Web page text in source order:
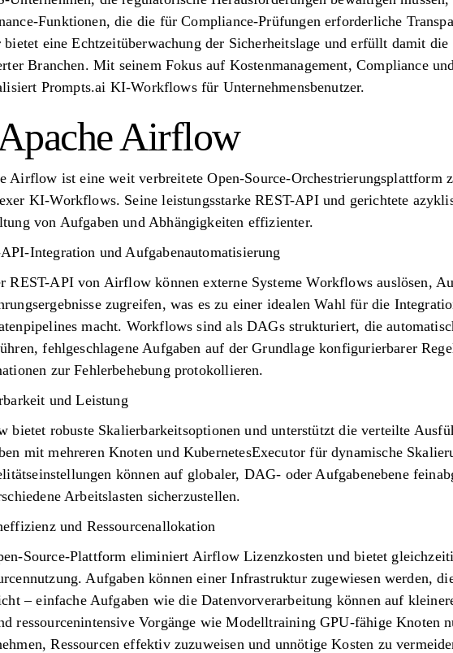
Funktionen, die die für Compliance-Prüfungen erforderliche
bietet eine Echtzeitüberwachung der Sicherheitslage und erfüllt damit
Branchen. Mit seinem Fokus auf Kostenmanagement, Compliance
Prompts.ai KI-Workflows für Unternehmensbenutzer.
Airflow
Airflow ist eine weit verbreitete Open-Source-Orchestrierungsplattform
KI-Workflows. Seine leistungsstarke REST-API und gerichtete
von Aufgaben und Abhängigkeiten effizienter.
Integration und Aufgabenautomatisierung
REST-API von Airflow können externe Systeme Workflows auslösen,
zugreifen, was es zu einer idealen Wahl für die
macht. Workflows sind als DAGs strukturiert, die
fehlgeschlagene Aufgaben auf der Grundlage konfigurierbarer
zur Fehlerbehebung protokollieren.
und Leistung
bietet robuste Skalierbarkeitsoptionen und unterstützt die verteilte
mit mehreren Knoten und KubernetesExecutor für dynamische
können auf globaler, DAG- oder Aufgabenebene
Arbeitslasten sicherzustellen.
und Ressourcenallokation
Source-Plattform eliminiert Airflow Lizenzkosten und bietet
Aufgaben können einer Infrastruktur zugewiesen werden,
– einfache Aufgaben wie die Datenvorverarbeitung können auf
ressourcenintensive Vorgänge wie Modelltraining GPU-fähige Knoten
Ressourcen effektiv zuzuweisen und unnötige Kosten zu